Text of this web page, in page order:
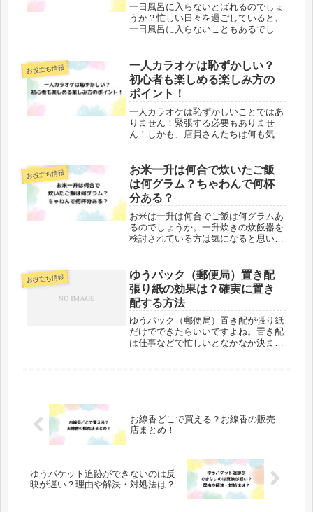
一日風呂に入らないとばれるのでしょ
うか？忙しい日々を過ごしていると、
一日風呂に入らないこともあるでしょ
ばれてしまうことです。特に仕事や学
校など、多くの人と接する場面では、
自...
お役立ち情報
一人カラオケは恥ずかしい？
初心者も楽しめる楽しみ方の
ポイント！
一人カラオケは恥ずかしいことではあ
りません！緊張する必要もありませ
ん！しかも、店員さんたちは何も気に
事では、一人カラオケは恥ずかしいの
か、初心者でも一人カラオケを楽しめ
る楽...
お役立ち情報
お米一升は何合で炊いたご飯
は何グラム？ちゃわんで何杯
分ある？
お米は一升は何合でご飯は何グラムあ
るのでしょうか。一升炊きの炊飯器を
検討されている方は気になると思いま
一升は何合で炊いたご飯は何グラムな
のか、ちゃわんで何杯分あるのかにつ
い...
お役立ち情報
ゆうパック（郵便局）置き配
張り紙の効果は？確実に置き
配する方法
ゆうパック（郵便局）置き配が張り紙
だけでできたらいいですよね。置き配
は仕事などで忙しいとなかなか決まっ
お線香どこで買える？お線香の販売
店まとめ！
ゆうパケット追跡ができないのは反
映が遅い？理由や解決・対処法は？